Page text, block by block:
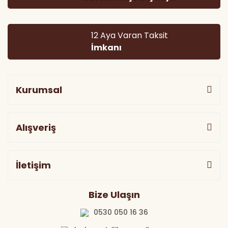
12 Aya Varan Taksit
İmkanı
Kurumsal
Alışveriş
İletişim
Bize Ulaşın
0530 050 16 36